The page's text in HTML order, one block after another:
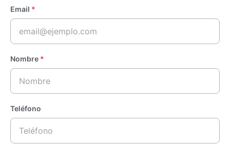
Email *
Nombre *
Teléfono